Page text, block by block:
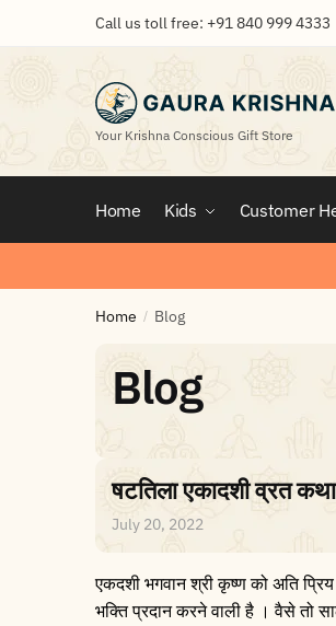
Call us toll free: +91 840 999 4333
Your Krishna Conscious Gift Store
Home Kids Customer
Home / Blog
Blog
षटतिला एकादशी व्रत कथा
July 20, 2022
एकदशी भगवान श्री कृष्ण को अति
भक्ति प्रदान करने वाली है । वैसे तो